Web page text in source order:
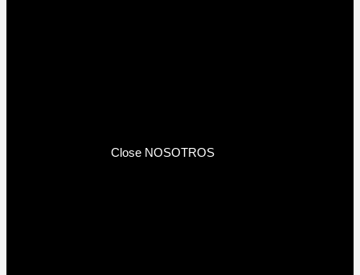
Close NOSOTROS